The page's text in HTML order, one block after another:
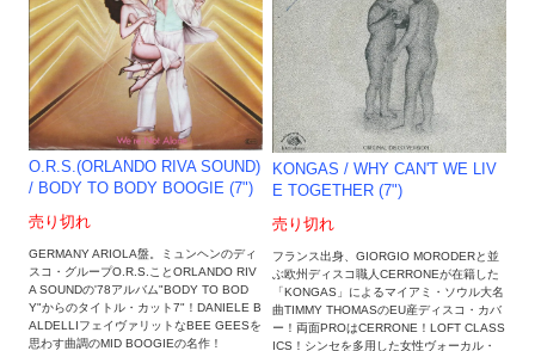
O.R.S.(ORLANDO RIVA SOUND)
/ BODY TO BODY BOOGIE (7")
売り切れ
GERMANY ARIOLA盤。ミュンヘンのディ
スコ・グループO.R.S.ことORLANDO RIV
A SOUNDの'78アルバム"BODY TO BOD
Y"からのタイトル・カット7"！DANIELE B
ALDELLIフェイヴァリットなBEE GEESを
思わす曲調のMID BOOGIEの名作！
KONGAS / WHY CAN'T WE LIV
E TOGETHER (7")
売り切れ
フランス出身、GIORGIO MORODERと並
ぶ欧州ディスコ職人CERRONEが在籍した
「KONGAS」によるマイアミ・ソウル大名
曲TIMMY THOMASのEU産ディスコ・カバ
ー！両面PROはCERRONE！LOFT CLASS
ICS！シンセを多用した女性ヴォーカル・